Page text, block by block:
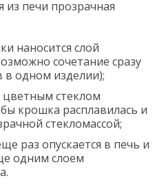
из печи прозрачная
наносится слой
сочетание сразу
в одном изделии);
цветным стеклом
крошка расплавилась и
стекломассой;
раз опускается в печь и
одним слоем